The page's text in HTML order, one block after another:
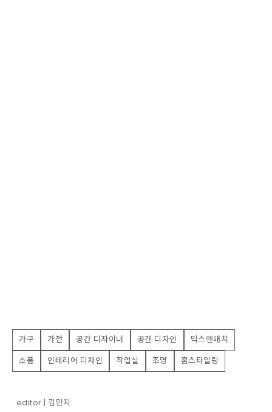
가구 가전 공간 디자이너 공간 디자인
믹스앤매치
소품
인테리어 디자인 작업실 조명 홈스타일링
editor | 김민지